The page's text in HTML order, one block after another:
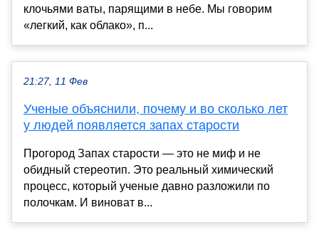
клочьями ваты, парящими в небе. Мы говорим
«легкий, как облако», п...
21:27, 11 Фев
Ученые объяснили, почему и во сколько лет
у людей появляется запах старости
Прогород Запах старости — это не миф и не
обидный стереотип. Это реальный химический
процесс, который ученые давно разложили по
полочкам. И виноват в...